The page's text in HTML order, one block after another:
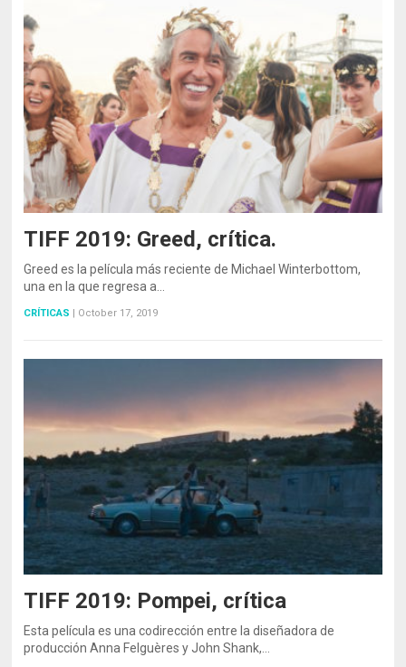
TIFF 2019: Greed, crítica.
Greed es la película más reciente de Michael Winterbottom,
una en la que regresa a…
CRÍTICAS October 17, 2019
TIFF 2019: Pompei, crítica
Esta película es una codirección entre la diseñadora de
producción Anna Felguères y John Shank,…